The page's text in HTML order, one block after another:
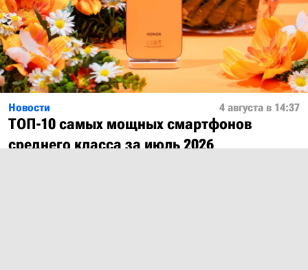
Новости 4 августа в 14:37
ТОП-10 самых мощных смартфонов
среднего класса за июль 2026